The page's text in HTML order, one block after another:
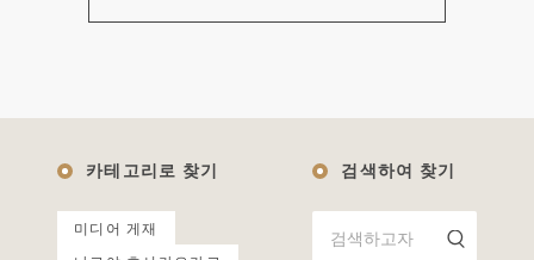
카테고리로 찾기
미디어 게재
검색하여 찾기